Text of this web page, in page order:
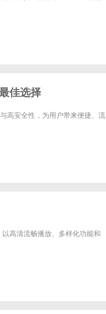
佳选择
高安全性，为用户带来便捷、流
高清流畅播放、多样化功能和